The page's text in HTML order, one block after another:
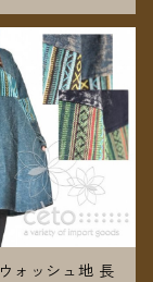
ォッシュ地 長